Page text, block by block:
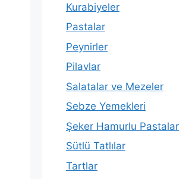
Kurabiyeler
Pastalar
Peynirler
Pilavlar
Salatalar ve Mezeler
Sebze Yemekleri
Şeker Hamurlu Pastalar
Sütlü Tatlılar
Tartlar